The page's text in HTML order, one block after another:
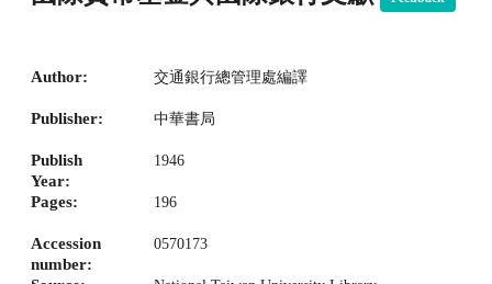
Author: 交通銀行總管理處編譯
Publisher: 中華書局
Publish
Year:
1946
Pages: 196
Accession
number:
0570173